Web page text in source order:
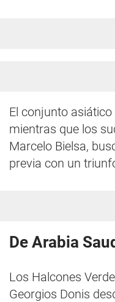
El conjunto
mientras que los
Marcelo Bielsa,
previa con un
De Arabia
Los Halcones
Georgios Donis